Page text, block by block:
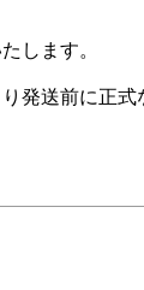
します。
発送前に正